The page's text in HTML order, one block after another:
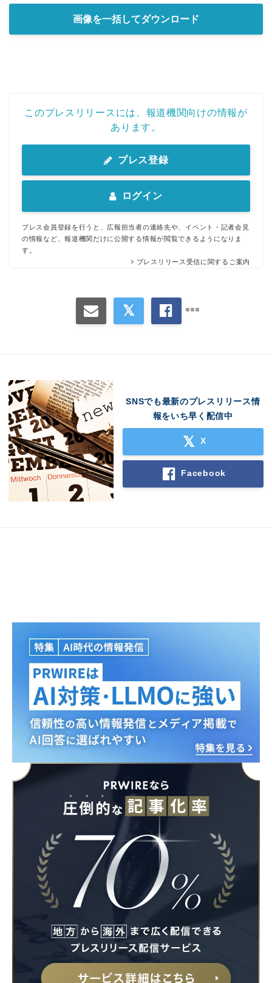
画像を一括してダウンロード
このプレスリリースには、報道機関向けの情報が
あります。
プレス登録
ログイン
プレス会員登録を行うと、広報担当者の連絡先や、イベント・記者会見
の情報など、報道機関だけに公開する情報が閲覧できるようになりま
す。
プレスリリース受信に関するご案内
SNSでも最新のプレスリリース情
報をいち早く配信中
X
Facebook
English